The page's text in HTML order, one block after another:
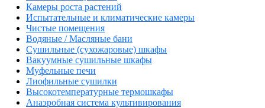
Камеры роста растений
Испытательные и климатические камеры
Чистые помещения
Водяные / Масляные бани
Сушильные (сухожаровые) шкафы
Вакуумные сушильные шкафы
Муфельные печи
Лиофильные сушилки
Высокотемпературные термошкафы
Анаэробная система культивирования